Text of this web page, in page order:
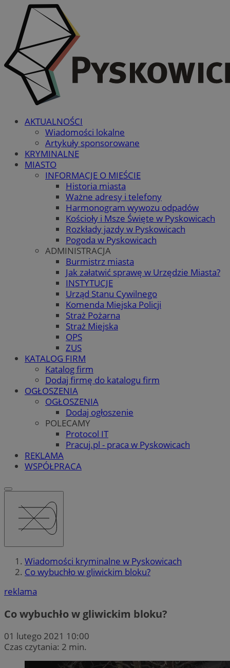
AKTUALNOŚCI
Wiadomości lokalne
Artykuły sponsorowane
KRYMINALNE
MIASTO
INFORMACJE O MIEŚCIE
Historia miasta
Ważne adresy i telefony
Harmonogram wywozu odpadów
Kościoły i Msze Święte w Pyskowicach
Rozkłady jazdy w Pyskowicach
Pogoda w Pyskowicach
ADMINISTRACJA
Burmistrz miasta
Jak załatwić sprawę w Urzędzie Miasta?
INSTYTUCJE
Urząd Stanu Cywilnego
Komenda Miejska Policji
Straż Pożarna
Straż Miejska
OPS
ZUS
KATALOG FIRM
Katalog firm
Dodaj firmę do katalogu firm
OGŁOSZENIA
OGŁOSZENIA
Dodaj ogłoszenie
POLECAMY
Protocol IT
Pracuj.pl - praca w Pyskowicach
REKLAMA
WSPÓŁPRACA
Wiadomości kryminalne w Pyskowicach
Co wybuchło w gliwickim bloku?
reklama
Co wybuchło w gliwickim bloku?
01 lutego 2021 10:00
Czas czytania: 2 min.